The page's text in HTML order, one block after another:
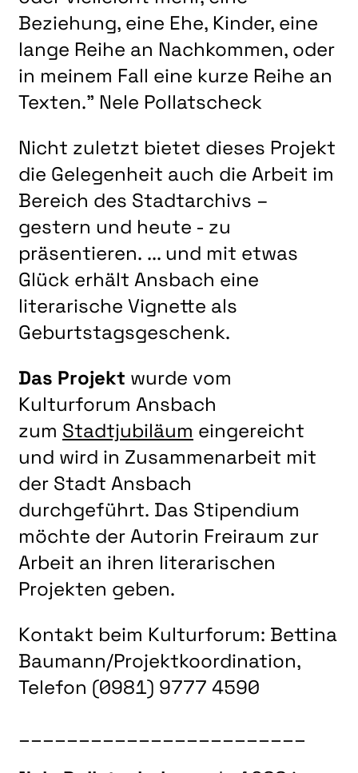
Beziehung, eine Ehe, Kinder, eine
lange Reihe an Nachkommen, oder
in meinem Fall eine kurze Reihe an
Texten." Nele Pollatscheck
Nicht zuletzt bietet dieses Projekt
die Gelegenheit auch die Arbeit im
Bereich des Stadtarchivs –
gestern und heute - zu
präsentieren. ... und mit etwas
Glück erhält Ansbach eine
literarische Vignette als
Geburtstagsgeschenk.
Das Projekt wurde vom
Kulturforum Ansbach
zum Stadtjubiläum eingereicht
und wird in Zusammenarbeit mit
der Stadt Ansbach
durchgeführt. Das Stipendium
möchte der Autorin Freiraum zur
Arbeit an ihren literarischen
Projekten geben.
Kontakt beim Kulturforum: Bettina
Baumann/Projektkoordination,
Telefon (0981) 9777 4590